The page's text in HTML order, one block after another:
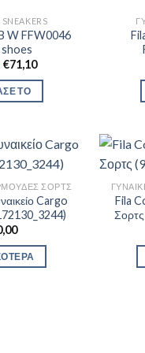
W FFW0046
Original
price
was:
€81,00.
€71,10Η
τιμή
ΤΟ
ΣΟΡΤΣ
Cargo
Fila